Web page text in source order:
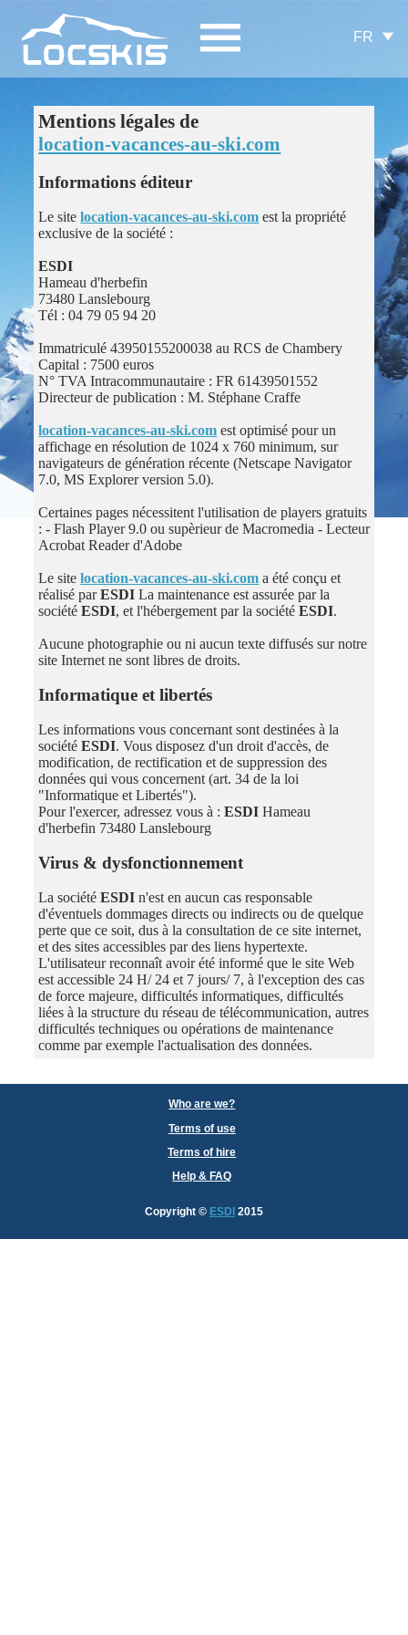
FR
Mentions légales de
location-vacances-au-ski.com
Informations éditeur
Le sitelocation-vacances-au-ski.com est la propriété
exclusive de la société :
ESDI
Hameau d'herbefin
73480 Lanslebourg
Tél : 04 79 05 94 20
Immatriculé 43950155200038 au RCS de Chambery
Capital : 7500 euros
N° TVA Intracommunautaire : FR 61439501552
Directeur de publication : M. Stéphane Craffe
location-vacances-au-ski.com est optimisé pour un
affichage en résolution de 1024 x 760 minimum, sur
navigateurs de génération récente (Netscape Navigator
7.0, MS Explorer version 5.0).
Certaines pages nécessitent l'utilisation de players gratuits
: - Flash Player 9.0 ou supèrieur de Macromedia - Lecteur
Acrobat Reader d'Adobe
Le sitelocation-vacances-au-ski.com a été conçu et
réalisé parESDI La maintenance est assurée par la
sociétéESDI, et l'hébergement par la sociétéESDI.
Aucune photographie ou ni aucun texte diffusés sur notre
site Internet ne sont libres de droits.
Informatique et libertés
Les informations vous concernant sont destinées à la
sociétéESDI. Vous disposez d'un droit d'accès, de
modification, de rectification et de suppression des
données qui vous concernent (art. 34 de la loi
"Informatique et Libertés").
Pour l'exercer, adressez vous à :ESDI Hameau
d'herbefin 73480 Lanslebourg
Virus & dysfonctionnement
La sociétéESDI n'est en aucun cas responsable
d'éventuels dommages directs ou indirects ou de quelque
perte que ce soit, dus à la consultation de ce site internet,
et des sites accessibles par des liens hypertexte.
L'utilisateur reconnaît avoir été informé que le site Web
est accessible 24 H/ 24 et 7 jours/ 7, à l'exception des cas
de force majeure, difficultés informatiques, difficultés
liées à la structure du réseau de télécommunication, autres
difficultés techniques ou opérations de maintenance
comme par exemple l'actualisation des données.
Who are we?
Terms of use
Terms of hire
Help & FAQ
Copyright © ESDI 2015